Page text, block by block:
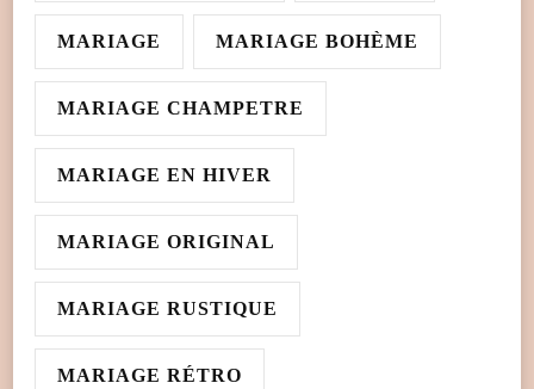
MARIAGE MARIAGE BOHÈME
MARIAGE CHAMPETRE
MARIAGE EN HIVER
MARIAGE ORIGINAL
MARIAGE RUSTIQUE
MARIAGE RÉTRO